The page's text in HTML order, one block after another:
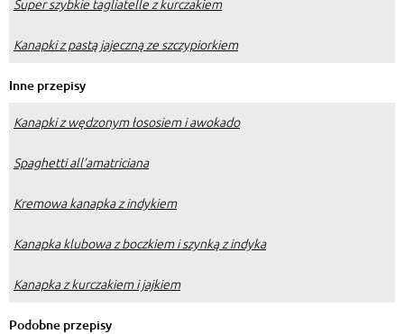
Kanapki z pastą jajeczną ze szczypiorkiem
Inne przepisy
Kanapki z wędzonym łososiem i awokado
Spaghetti all’amatriciana
Kremowa kanapka z indykiem
Kanapka klubowa z boczkiem i szynką z indyka
Kanapka z kurczakiem i jajkiem
Podobne przepisy